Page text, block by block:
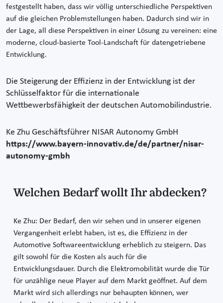
festgestellt haben, dass wir völlig unterschiedliche Perspektiven
auf die gleichen Problemstellungen haben. Dadurch sind wir in
der Lage, all diese Perspektiven in einer Lösung zu vereinen: eine
moderne, cloud-basierte Tool-Landschaft für datengetriebene
Entwicklung.
Die Steigerung der Effizienz in der Entwicklung ist der
Schlüsselfaktor für die internationale
Wettbewerbsfähigkeit der deutschen Automobilindustrie.
Ke Zhu Geschäftsführer NISAR Autonomy GmbH
https://www.bayern-innovativ.de/de/partner/nisar-
autonomy-gmbh
Welchen Bedarf wollt Ihr abdecken?
Ke Zhu: Der Bedarf, den wir sehen und in unserer eigenen
Vergangenheit erlebt haben, ist es, die Effizienz in der
Automotive Softwareentwicklung erheblich zu steigern. Das
gilt sowohl für die Kosten als auch für die
Entwicklungsdauer. Durch die Elektromobilität wurde die Tür
für unzählige neue Player auf dem Markt geöffnet. Auf dem
Markt wird sich allerdings nur behaupten können, wer